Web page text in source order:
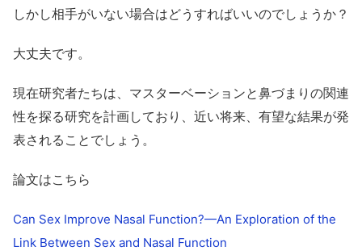
しかし相手がいない場合はどうすればいいのでしょうか？
大丈夫です。
現在研究者たちは、マスターベーションと鼻づまりの関連
性を探る研究を計画しており、近い将来、有望な結果が発
表されることでしょう。
論文はこちら
Can Sex Improve Nasal Function?—An Exploration of the
Link Between Sex and Nasal Function